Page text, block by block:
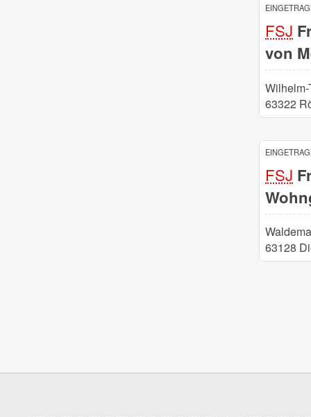
FSJ
von
63322
FSJ
63128